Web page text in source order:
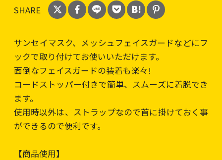
SHARE
サンセイマスク、メッシュフェイスガードなどにフ
ックで取り付けてお使いいただけます。
面倒なフェイスガードの装着も楽々!
コードストッパー付きで簡単、スムーズに着脱でき
ます。
使用時以外は、ストラップなので首に掛けておく事
ができるので便利です。
【商品使用】